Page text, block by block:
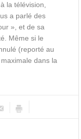
la télévision,
a parlé des
», et de sa
Même si le
(reporté au
dans la